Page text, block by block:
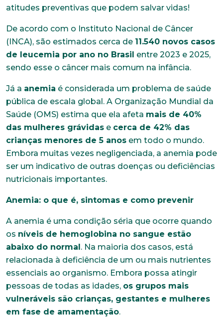
atitudes preventivas que podem salvar vidas!
De acordo com o Instituto Nacional de Câncer
(INCA), são estimados cerca de 11.540 novos casos
de leucemia por ano no Brasil entre 2023 e 2025,
sendo esse o câncer mais comum na infância.
Já a anemia é considerada um problema de saúde
pública de escala global. A Organização Mundial da
Saúde (OMS) estima que ela afeta mais de 40%
das mulheres grávidas e cerca de 42% das
crianças menores de 5 anos em todo o mundo.
Embora muitas vezes negligenciada, a anemia pode
ser um indicativo de outras doenças ou deficiências
nutricionais importantes.
Anemia: o que é, sintomas e como prevenir
A anemia é uma condição séria que ocorre quando
os níveis de hemoglobina no sangue estão
abaixo do normal. Na maioria dos casos, está
relacionada à deficiência de um ou mais nutrientes
essenciais ao organismo. Embora possa atingir
pessoas de todas as idades, os grupos mais
vulneráveis são crianças, gestantes e mulheres
em fase de amamentação.